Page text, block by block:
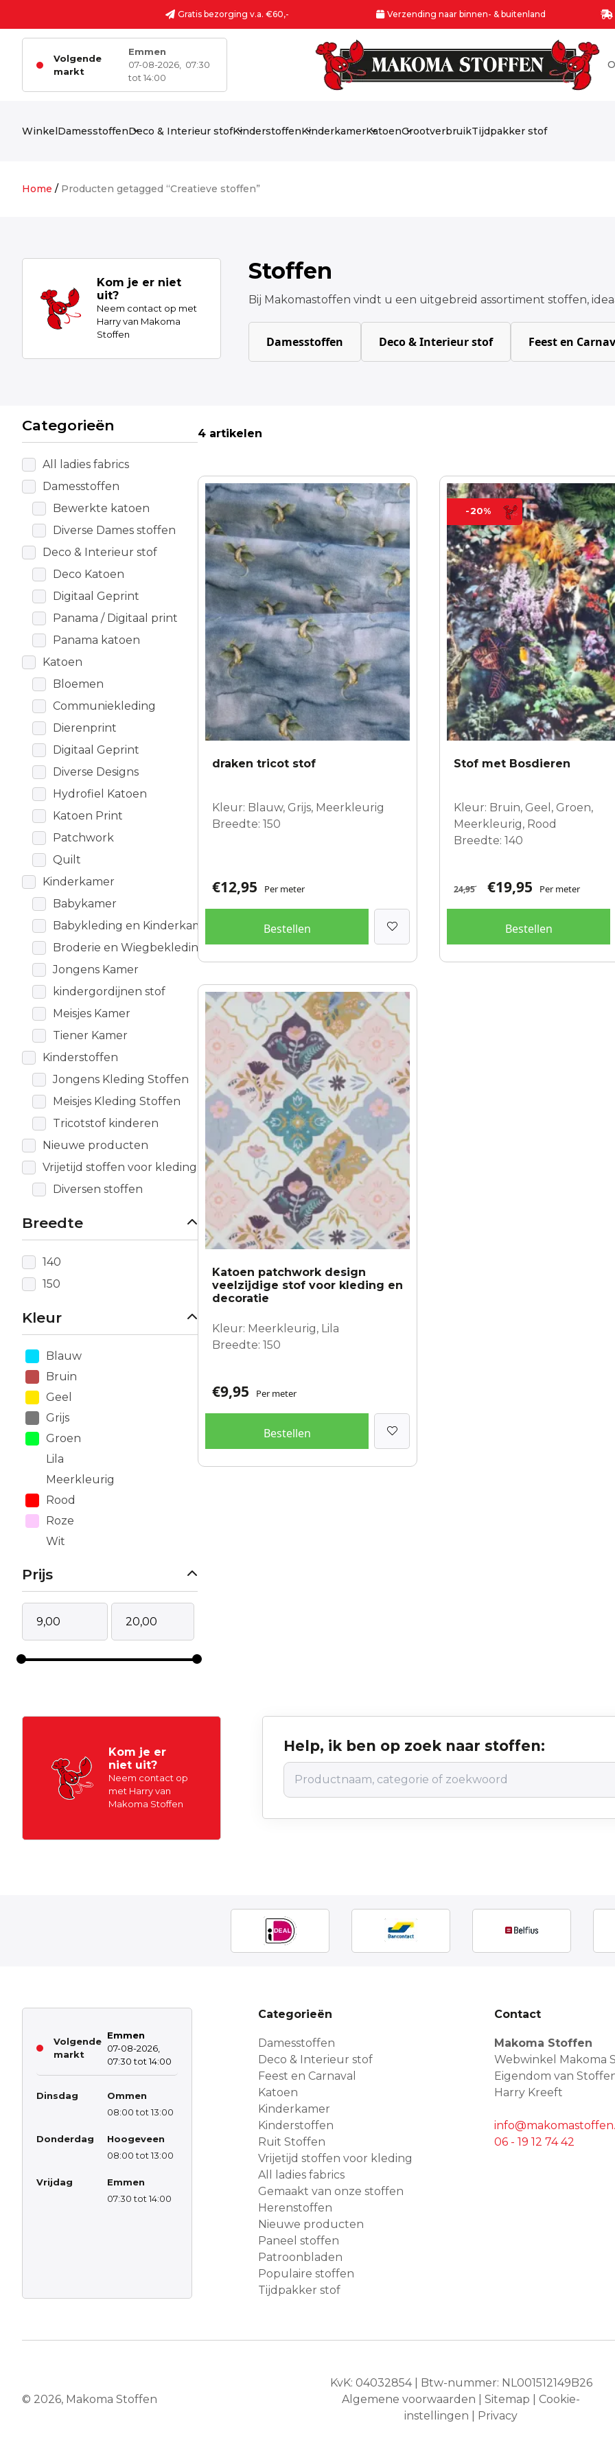
Gratis bezorging v.a. €60,- Verzending naar binnen- & buitenland
Volgende
markt
Emmen
07-08-2026,
07:30
tot 14:00
WinkelDamesstoffenDeco & Interieur stofKinderstoffenKinderkamerKatoenGrootverbruikTijdpakker stof
Home / Producten getagged “Creatieve stoffen”
Kom je er niet
uit?
Neem contact op met
Harry van Makoma
Stoffen
Stoffen
Bij Makomastoffen vindt u een uitgebreid assortiment stoffen,
Damesstoffen Deco & Interieur stof Feest en
Categorieën
All ladies fabrics
Damesstoffen
Bewerkte katoen
Diverse Dames stoffen
Deco & Interieur stof
Deco Katoen
Digitaal Geprint
Panama / Digitaal print
Panama katoen
Katoen
Bloemen
Communiekleding
Dierenprint
Digitaal Geprint
Diverse Designs
Hydrofiel Katoen
Katoen Print
Patchwork
Quilt
Kinderkamer
Babykamer
Babykleding en Kinderkamer
Broderie en Wiegbekleding
Jongens Kamer
kindergordijnen stof
Meisjes Kamer
Tiener Kamer
Kinderstoffen
Jongens Kleding Stoffen
Meisjes Kleding Stoffen
Tricotstof kinderen
Nieuwe producten
Vrijetijd stoffen voor kleding
Diversen stoffen
Breedte
140
150
Kleur
Blauw
Bruin
Geel
Grijs
Groen
Lila
Meerkleurig
Rood
Roze
Wit
Prijs
4 artikelen
draken tricot stof
Kleur: Blauw, Grijs, Meerkleurig
Breedte: 150
€12,95 Per meter
Bestellen
-20%
Stof met Bosdieren
Kleur: Bruin, Geel, Groen,
Meerkleurig, Rood
Breedte: 140
24,95 €19,95 Per meter
Bestellen
Katoen patchwork design
veelzijdige stof voor kleding en
decoratie
Kleur: Meerkleurig, Lila
Breedte: 150
€9,95 Per meter
Bestellen
Kom je er
niet uit?
Neem contact op
met Harry van
Makoma Stoffen
Help, ik ben op zoek naar stoffen:
Volgende
markt
Emmen
07-08-2026,
07:30 tot 14:00
Dinsdag
Ommen
08:00 tot 13:00
Donderdag
Hoogeveen
08:00 tot 13:00
Vrijdag
Emmen
07:30 tot 14:00
Categorieën
Damesstoffen
Deco & Interieur stof
Feest en Carnaval
Katoen
Kinderkamer
Kinderstoffen
Ruit Stoffen
Vrijetijd stoffen voor kleding
All ladies fabrics
Gemaakt van onze stoffen
Herenstoffen
Nieuwe producten
Paneel stoffen
Patroonbladen
Populaire stoffen
Tijdpakker stof
Contact
Makoma Stoffen
Webwinkel Makoma
Eigendom van
Harry Kreeft
06 - 19 12 74 42
© 2026, Makoma Stoffen
KvK: 04032854 | Btw-nummer: NL001512149B26
Algemene voorwaarden |Sitemap
Cookie-
instellingen
Privacy